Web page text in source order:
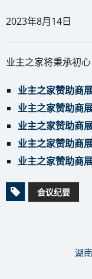
2023年8月14日
业主之家将秉承初
业主之家赞助商
业主之家赞助商
业主之家赞助商
业主之家赞助商
业主之家赞助商
会议纪要
湖